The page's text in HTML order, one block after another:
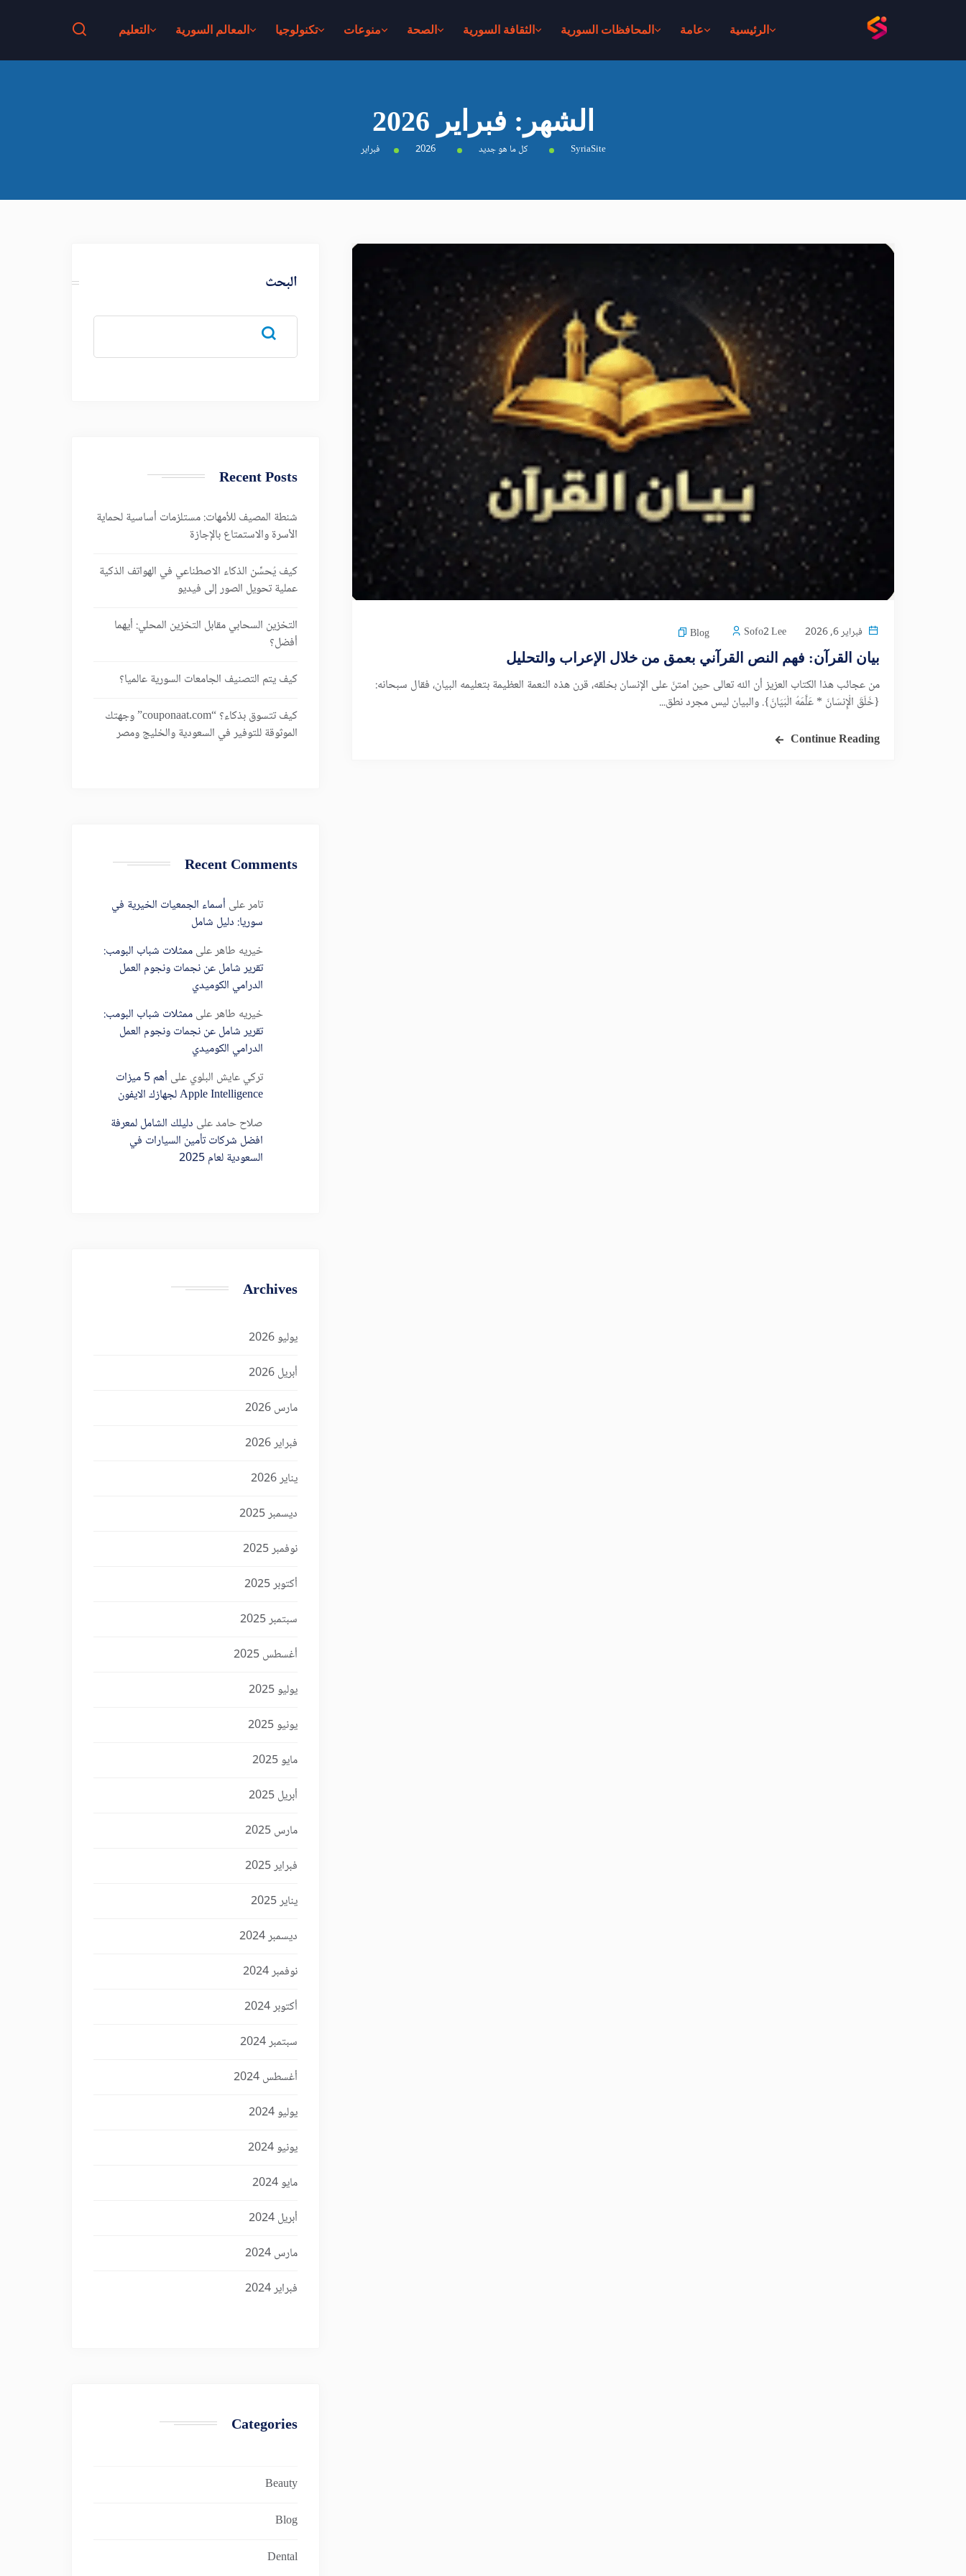
الرئيسية عامة المحافظات السورية الثقافة السورية الصحة منوعات تكنولوجيا المعالم السورية التعليم
الشهر: فبراير 2026
SyriaSite كل ما هو جديد 2026 فبراير
فبراير 6, 2026 Sofo2 Lee
Blog
بيان القرآن: فهم النص القرآني بعمق من خلال الإعراب والتحليل
من عجائب هذا الكتاب العزيز أن الله تعالى حين امتنّ على الإنسان بخلقه، قرن هذه النعمة العظيمة بتعليمه البيان، فقال سبحانه:
{خَلَقَ الْإِنسَانَ * عَلَّمَهُ الْبَيَانَ}. والبيان ليس مجرد نطق...
Continue Reading
البحث
Recent Posts
شنطة المصيف للأمهات: مستلزمات أساسية لحماية
الأسرة والاستمتاع بالإجازة
كيف يُحسِّن الذكاء الاصطناعي في الهواتف الذكية
عملية تحويل الصور إلى فيديو
التخزين السحابي مقابل التخزين المحلي: أيهما
أفضل؟
كيف يتم التصنيف الجامعات السورية عالميا؟
كيف تتسوق بذكاء؟ “couponaat.com” وجهتك
الموثوقة للتوفير في السعودية والخليج ومصر
Recent Comments
تامرعلى أسماء الجمعيات الخيرية في
سوريا: دليل شامل
خيريه طاهرعلىممثلات شباب البومب:
تقرير شامل عن نجمات ونجوم العمل
الدرامي الكوميدي
خيريه طاهرعلىممثلات شباب البومب:
تقرير شامل عن نجمات ونجوم العمل
الدرامي الكوميدي
تركي عايش البلويعلى
أهم 5 ميزات
Apple Intelligence لجهازك الايفون
صلاح حامدعلى دليلك الشامل لمعرفة
افضل شركات تأمين السيارات في
السعودية لعام 2025
Archives
يوليو 2026
أبريل 2026
مارس 2026
فبراير 2026
يناير 2026
ديسمبر 2025
نوفمبر 2025
أكتوبر 2025
سبتمبر 2025
أغسطس 2025
يوليو 2025
يونيو 2025
مايو 2025
أبريل 2025
مارس 2025
فبراير 2025
يناير 2025
ديسمبر 2024
نوفمبر 2024
أكتوبر 2024
سبتمبر 2024
أغسطس 2024
يوليو 2024
يونيو 2024
مايو 2024
أبريل 2024
مارس 2024
فبراير 2024
Categories
Beauty
Blog
Dental